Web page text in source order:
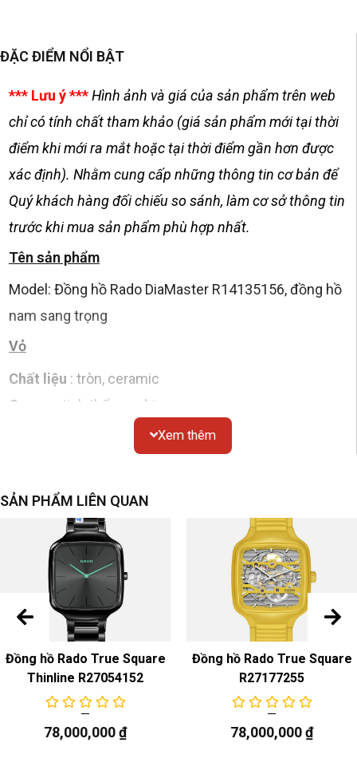
ĐẶC ĐIỂM NỔI BẬT
*** Lưu ý ***Hình ảnh và giá của sản phẩm trên web
chỉ có tính chất tham khảo (giá sản phẩm mới tại thời
điểm khi mới ra mắt hoặc tại thời điểm gần hơn được
xác định). Nhằm cung cấp những thông tin cơ bản để
Quý khách hàng đối chiếu so sánh, làm cơ sở thông tin
trước khi mua sản phẩm phù hợp nhất.
Tên sản phẩm
Model: Đồng hồ Rado DiaMaster R14135156, đồng hồ
nam sang trọng
Vỏ
Chất liệu : tròn, ceramic
Gương
: tinh thể sapphire
: 100 mét
: đường kính 40mm
Màu sắc & Chất liệu
dây đeo đồng hồ
Màu sắc & Chất liệu
: Gốm công nghệ cao Plasma
sự chuyển động
Chức năng
Xem thêm
SẢN PHẨM LIÊN QUAN
Đồng hồ Rado True Square
Thinline R27054152
78,000,000₫
Đồng hồ Rado True Square
R27177255
78,000,000₫